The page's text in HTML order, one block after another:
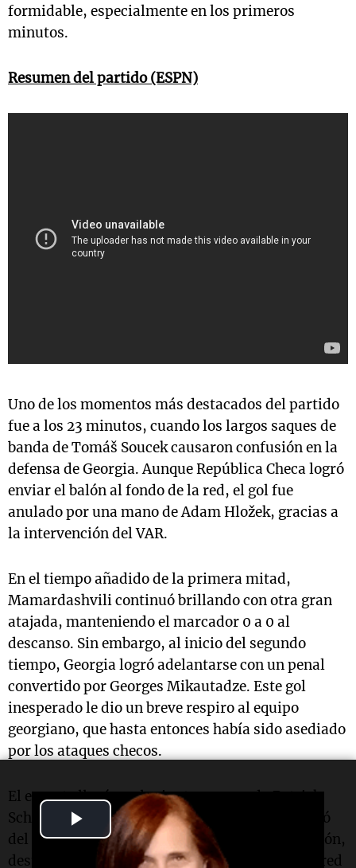
Play
Video
formidable, especialmente en los primeros
minutos.
Resumen del partido (ESPN)
Uno de los momentos más destacados del partido
fue a los 23 minutos, cuando los largos saques de
banda de Tomáš Soucek causaron confusión en la
defensa de Georgia. Aunque República Checa logró
enviar el balón al fondo de la red, el gol fue
anulado por una mano de Adam Hložek, gracias a
la intervención del VAR.
En el tiempo añadido de la primera mitad,
Mamardashvili continuó brillando con otra gran
atajada, manteniendo el marcador 0 a 0 al
descanso. Sin embargo, al inicio del segundo
tiempo, Georgia logró adelantarse con un penal
convertido por Georges Mikautadze. Este gol
inesperado le dio un breve respiro al equipo
georgiano, que hasta entonces había sido asediado
por los ataques checos.
El empate llegó en el minuto 59 cuando Patrick
Schick igualó el marcador con un gol que resultó
del rebote de un cabezazo de Lukáš Lingr. El balón,
después de golpear el poste, fue empujado a la red